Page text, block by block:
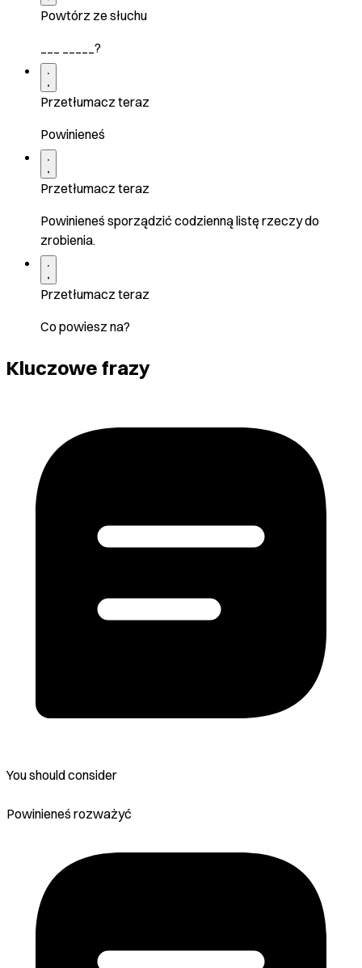
Powtórz ze słuchu
___ _____?
Przetłumacz teraz
Powinieneś
Przetłumacz teraz
Powinieneś sporządzić codzienną listę rzeczy do
zrobienia.
Przetłumacz teraz
Co powiesz na?
Kluczowe frazy
You should consider
Powinieneś rozważyć